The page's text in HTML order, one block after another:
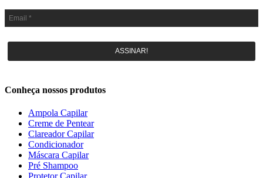
ASSINAR!
Conheça nossos produtos
Ampola Capilar
Creme de Pentear
Clareador Capilar
Condicionador
Máscara Capilar
Pré Shampoo